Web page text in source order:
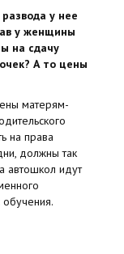
у нее
у женщины
на сдачу
А то цены
матерям-
на права
должны так
автошкол идут
обучения.